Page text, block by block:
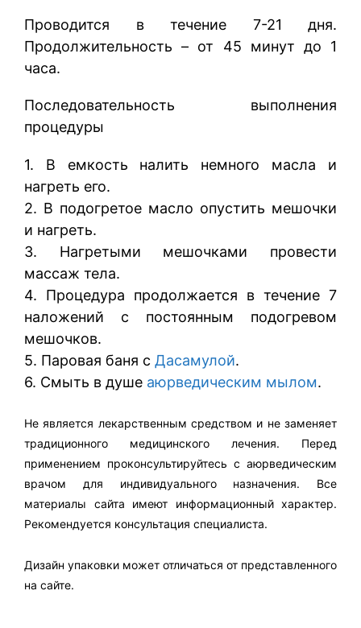
Проводится в течение 7-21 дня.
Продолжительность – от 45 минут до 1
часа.
Последовательность выполнения
процедуры
1. В емкость налить немного масла и
нагреть его.
2. В подогретое масло опустить мешочки
и нагреть.
3. Нагретыми мешочками провести
массаж тела.
4. Процедура продолжается в течение 7
наложений с постоянным подогревом
мешочков.
5. Паровая баня с Дасамулой.
6. Смыть в душе аюрведическим мылом.
Не является лекарственным средством и не заменяет
традиционного медицинского лечения. Перед
применением проконсультируйтесь с аюрведическим
врачом для индивидуального назначения. Все
материалы сайта имеют информационный характер.
Рекомендуется консультация специалиста.
Дизайн упаковки может отличаться от представленного
на сайте.